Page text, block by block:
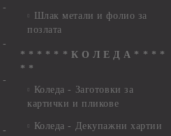
-
-
-
-
Шлак метали и фолио за
позлата
* * * * * * К О Л Е Д А * * * *
* *
Коледа - Заготовки за
картички и пликове
Коледа - Декупажни хартии